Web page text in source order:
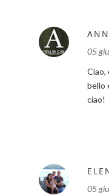
05
Ciao,
bello
ciao!
05